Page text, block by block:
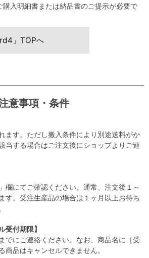
入明細書または納品書のご提示が必要で
」TOPへ
意事項・条件
ます。ただし搬入条件により別途送料がか
当する場合はご注文後にショップよりご連
欄にてご確認ください。通常、注文後１～
す。受注生産品の場合は１ヶ月以上お待ち
受付期限】
でにご連絡ください。なお、商品名に［受
商品はキャンセルできません。